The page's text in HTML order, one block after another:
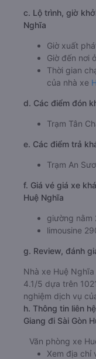
c. Lộ trình, giờ
Nghĩa
Giờ xuất
Giờ đến nơi
Thời gian
của nhà xe
d. Các điểm đón
Trạm Tân
e. Các điểm trả
Trạm An
f. Giá vé giá xe
Huệ Nghĩa
giường
limousine
g. Review, đánh
Nhà xe Huệ
4.1/5 dựa trên
nghiệm dịch vụ
h. Thông tin liên
Giang đi Sài Gòn
Văn phòng xe
Xem địa chỉ